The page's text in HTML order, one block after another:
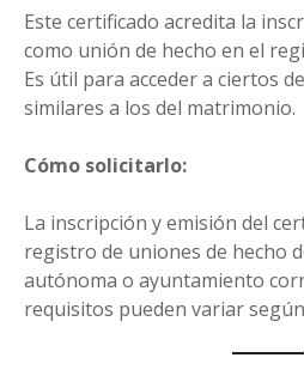
Este certificado acredita la
como unión de hecho en el
Es útil para acceder a ciertos
similares a los del matrimonio.
Cómo solicitarlo:
La inscripción y emisión del
registro de uniones de hecho
autónoma o ayuntamiento
requisitos pueden variar